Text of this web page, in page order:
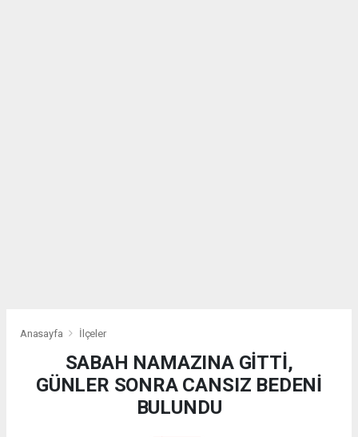
Anasayfa İlçeler
SABAH NAMAZINA GİTTİ,
GÜNLER SONRA CANSIZ BEDENİ
BULUNDU